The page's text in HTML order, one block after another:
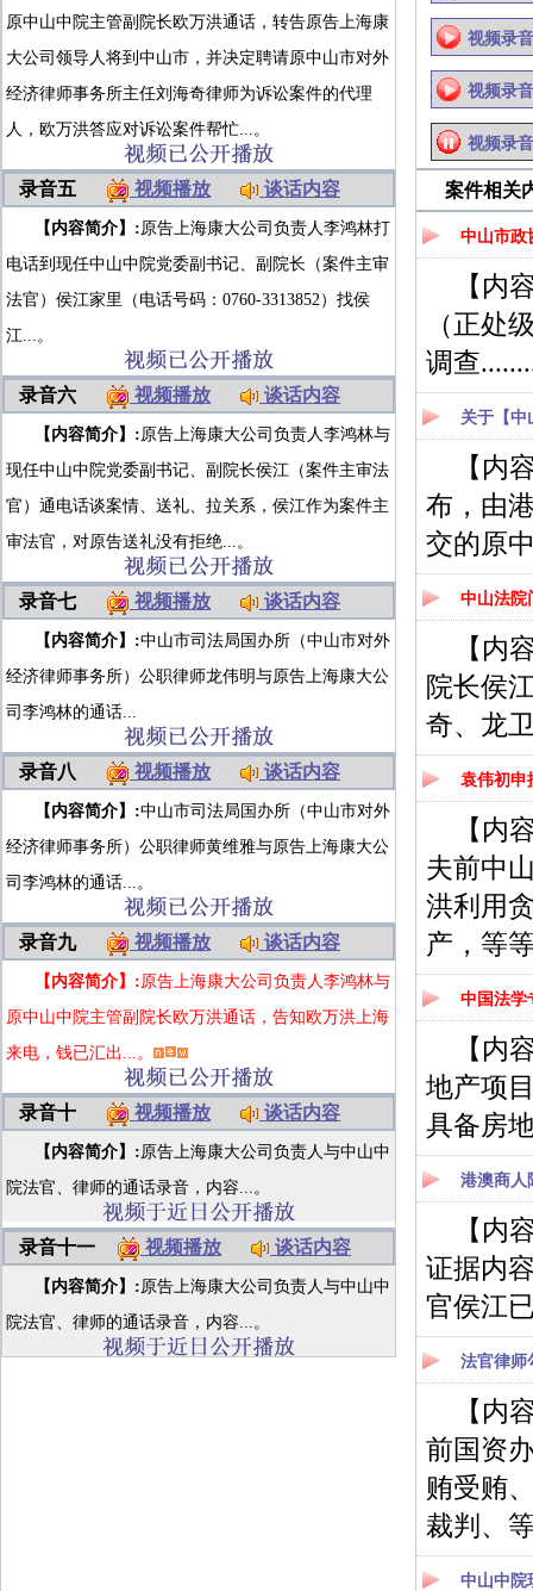
原中山中院主管副院长欧万洪通话，转告原告上海康
大公司领导人将到中山市，并决定聘请原中山市对外
经济律师事务所主任刘海奇律师为诉讼案件的代理
人，欧万洪答应对诉讼案件帮忙...。
录音五 视频播放 谈话内容
【内容简介】:原告上海康大公司负责人李鸿林打
电话到现任中山中院党委副书记、副院长（案件主审
法官）侯江家里（电话号码：0760-3313852）找侯
江...。
录音六 视频播放 谈话内容
【内容简介】:原告上海康大公司负责人李鸿林与
现任中山中院党委副书记、副院长侯江（案件主审法
官）通电话谈案情、送礼、拉关系，侯江作为案件主
审法官，对原告送礼没有拒绝...。
录音七 视频播放 谈话内容
【内容简介】:中山市司法局国办所（中山市对外
经济律师事务所）公职律师龙伟明与原告上海康大公
司李鸿林的通话...
录音八 视频播放 谈话内容
【内容简介】:中山市司法局国办所（中山市对外
经济律师事务所）公职律师黄维雅与原告上海康大公
司李鸿林的通话...。
录音九 视频播放 谈话内容
【内容简介】:原告上海康大公司负责人李鸿林与
原中山中院主管副院长欧万洪通话，告知欧万洪上海
来电，钱已汇出...。
录音十 视频播放 谈话内容
【内容简介】:原告上海康大公司负责人与中山中
院法官、律师的通话录音，内容...。
录音十一 视频播放 谈话内容
【内容简介】:原告上海康大公司负责人与中山中
院法官、律师的通话录音，内容...。
视频录
视频录
视频录
案件相关
中山市政
【内
（正处
调查
关于【中
【内
布，由
交的原
中山法院
【内
院长侯
奇、龙
袁伟初申
【内
夫前中
洪利用
产，等
中国法学
【内
地产项
具备房
港澳商人
【内
证据内
官侯江
法官律师
【内
前国资
贿受贿
裁判、
中山中院